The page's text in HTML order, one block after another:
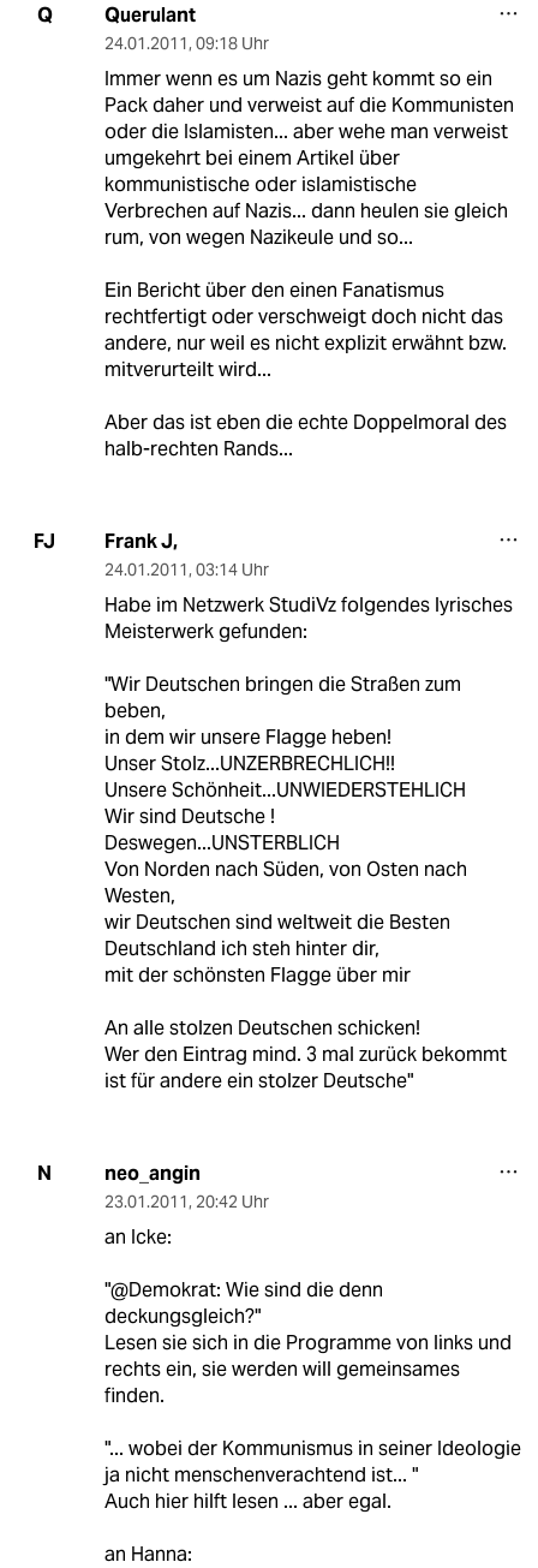
Q Querulant
24.01.2011, 09:18 Uhr
Immer wenn es um Nazis geht kommt so ein
Pack daher und verweist auf die Kommunisten
oder die Islamisten... aber wehe man verweist
umgekehrt bei einem Artikel über
kommunistische oder islamistische
Verbrechen auf Nazis... dann heulen sie gleich
rum, von wegen Nazikeule und so...
Ein Bericht über den einen Fanatismus
rechtfertigt oder verschweigt doch nicht das
andere, nur weil es nicht explizit erwähnt bzw.
mitverurteilt wird...
Aber das ist eben die echte Doppelmoral des
halb-rechten Rands...
FJ Frank J,
24.01.2011, 03:14 Uhr
Habe im Netzwerk StudiVz folgendes lyrisches
Meisterwerk gefunden:
"Wir Deutschen bringen die Straßen zum
beben,
in dem wir unsere Flagge heben!
Unser Stolz...UNZERBRECHLICH!!
Unsere Schönheit...UNWIEDERSTEHLICH
Wir sind Deutsche !
Deswegen...UNSTERBLICH
Von Norden nach Süden, von Osten nach
Westen,
wir Deutschen sind weltweit die Besten
Deutschland ich steh hinter dir,
mit der schönsten Flagge über mir
An alle stolzen Deutschen schicken!
Wer den Eintrag mind. 3 mal zurück bekommt
ist für andere ein stolzer Deutsche"
N neo_angin
23.01.2011, 20:42 Uhr
an Icke:
"@Demokrat: Wie sind die denn
deckungsgleich?"
Lesen sie sich in die Programme von links und
rechts ein, sie werden will gemeinsames
finden.
"... wobei der Kommunismus in seiner Ideologie
ja nicht menschenverachtend ist... "
Auch hier hilft lesen ... aber egal.
an Hanna: